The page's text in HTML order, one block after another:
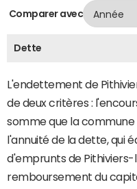
Comparer avec
Dette
L'endettement de
de deux critères :
somme que la commune
l'annuité de la dette, qui
d'emprunts de
remboursement du